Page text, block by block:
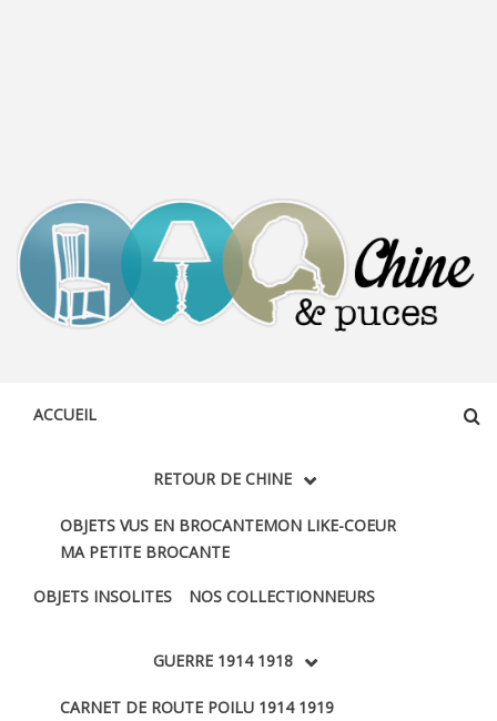
ACCUEIL
RETOUR DE CHINE
OBJETS VUS EN BROCANTEMON LIKE-COEUR
MA PETITE BROCANTE
OBJETS INSOLITES NOS COLLECTIONNEURS
GUERRE 1914 1918
CARNET DE ROUTE POILU 1914 1919